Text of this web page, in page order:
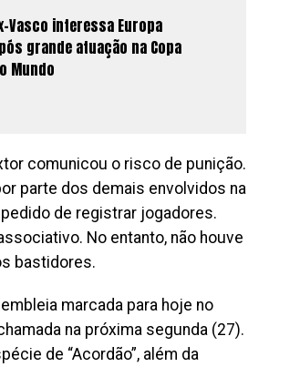
Vasco interessa Europa
grande atuação na Copa
Mundo
comunicou o risco de punição.
parte dos demais envolvidos na
de registrar jogadores.
No entanto, não houve
bastidores.
marcada para hoje no
na próxima segunda (27).
de “Acordão”, além da